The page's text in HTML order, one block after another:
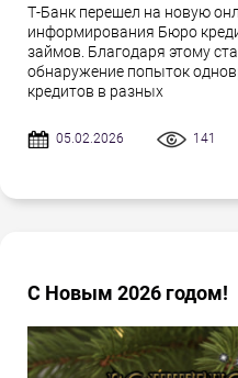
Т-Банк перешел на новую
информирования Бюро
займов. Благодаря этому
обнаружение попыток
кредитов в разных
05.02.2026 141
С Новым 2026 годом!